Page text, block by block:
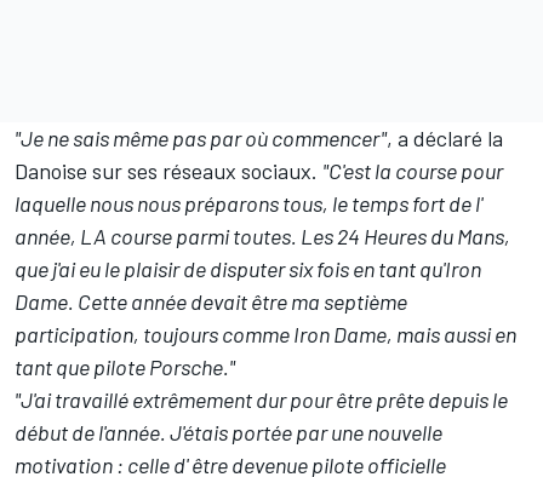
"Je ne sais même pas par où commencer", a déclaré la
Danoise sur ses réseaux sociaux. "C'est la course pour
laquelle nous nous préparons tous, le temps fort de l'
année, LA course parmi toutes. Les 24 Heures du Mans,
que j'ai eu le plaisir de disputer six fois en tant qu'Iron
Dame. Cette année devait être ma septième
participation, toujours comme Iron Dame, mais aussi en
tant que pilote Porsche."
"J'ai travaillé extrêmement dur pour être prête depuis le
début de l'année. J'étais portée par une nouvelle
motivation : celle d' être devenue pilote officielle